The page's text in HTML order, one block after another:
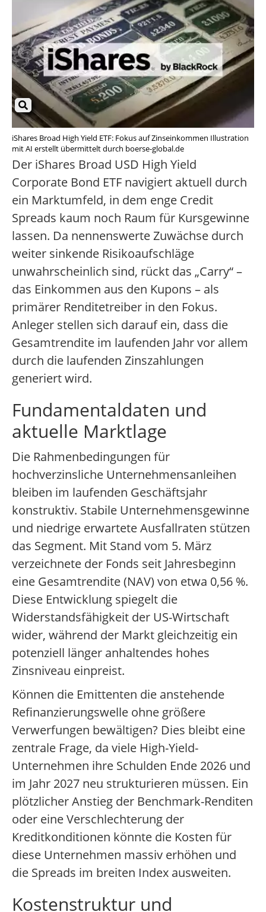
iShares Broad High Yield ETF: Fokus auf Zinseinkommen Illustration
mit AI erstellt übermittelt durch boerse-global.de
Der iShares Broad USD High Yield
Corporate Bond ETF navigiert aktuell durch
ein Marktumfeld, in dem enge Credit
Spreads kaum noch Raum für Kursgewinne
lassen. Da nennenswerte Zuwächse durch
weiter sinkende Risikoaufschläge
unwahrscheinlich sind, rückt das „Carry“ –
das Einkommen aus den Kupons – als
primärer Renditetreiber in den Fokus.
Anleger stellen sich darauf ein, dass die
Gesamtrendite im laufenden Jahr vor allem
durch die laufenden Zinszahlungen
generiert wird.
Fundamentaldaten und
aktuelle Marktlage
Die Rahmenbedingungen für
hochverzinsliche Unternehmensanleihen
bleiben im laufenden Geschäftsjahr
konstruktiv. Stabile Unternehmensgewinne
und niedrige erwartete Ausfallraten stützen
das Segment. Mit Stand vom 5. März
verzeichnete der Fonds seit Jahresbeginn
eine Gesamtrendite (NAV) von etwa 0,56 %.
Diese Entwicklung spiegelt die
Widerstandsfähigkeit der US-Wirtschaft
wider, während der Markt gleichzeitig ein
potenziell länger anhaltendes hohes
Zinsniveau einpreist.
Können die Emittenten die anstehende
Refinanzierungswelle ohne größere
Verwerfungen bewältigen? Dies bleibt eine
zentrale Frage, da viele High-Yield-
Unternehmen ihre Schulden Ende 2026 und
im Jahr 2027 neu strukturieren müssen. Ein
plötzlicher Anstieg der Benchmark-Renditen
oder eine Verschlechterung der
Kreditkonditionen könnte die Kosten für
diese Unternehmen massiv erhöhen und
die Spreads im breiten Index ausweiten.
Kostenstruktur und